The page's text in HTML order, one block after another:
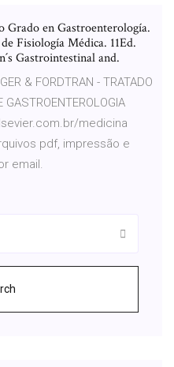
Grado en Gastroenterología.
Fisiología Médica. 11Ed.
Gastrointestinal and.
& FORDTRAN - TRATADO
GASTROENTEROLOGIA
medicina
pdf, impressão e
email.